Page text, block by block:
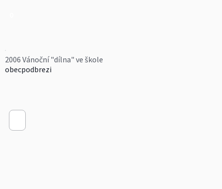
2006 Vánoční "dílna" ve škole
obecpodbrezi